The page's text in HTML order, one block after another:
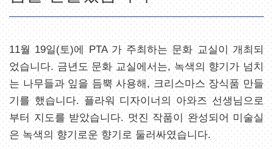
11월 19일(토)에 PTA 가 주최하는 문화 교실이 개최되
었습니다. 금년도 문화 교실에서는, 녹색의 향기가 넘치
는 나무들과 잎을 듬뿍 사용해, 크리스마스 장식품 만들
기를 했습니다. 플라워 디자이너의 아와즈 선생님으로
부터 지도를 받았습니다. 멋진 작품이 완성되어 미술실
은 녹색의 향기로운 향기로 둘러싸였습니다.